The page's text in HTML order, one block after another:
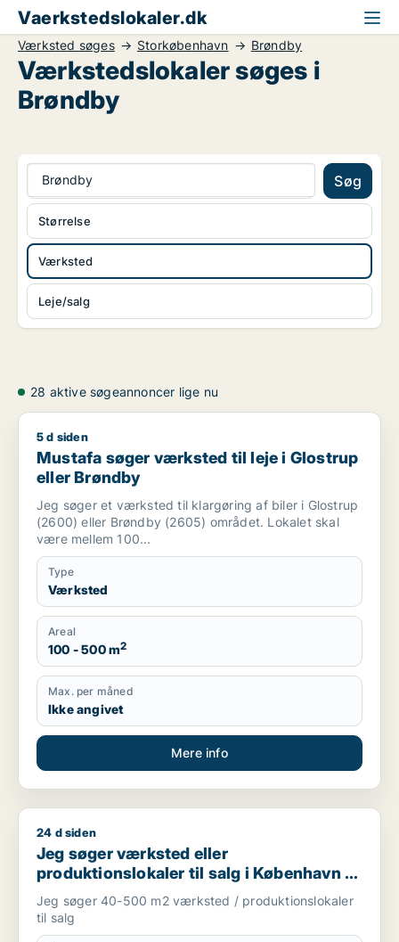
Vaerkstedslokaler.dk
Værksted søges Storkøbenhavn Brøndby
Værkstedslokaler søges i
Brøndby
Brøndby Søg
Værksted
Leje/salg
Størrelse
28 aktive søgeannoncer lige nu
Mustafa søger værksted til leje i Glostrup eller Brøndby
5 d siden
Mustafa søger værksted til leje i Glostrup
eller Brøndby
Jeg søger et værksted til klargøring af biler i Glostrup
(2600) eller Brøndby (2605) området. Lokalet skal
være mellem 100...
Type
Værksted
Areal
100 - 500 m2
Max. per måned
Ikke angivet
Mere info
Jeg søger værksted eller produktionslokaler til salg i
24 d siden
Jeg søger værksted eller
produktionslokaler til salg i København K,
Vesterbro eller Frederiksberg m.fl.
Jeg søger 40-500 m2 værksted / produktionslokaler
til salg